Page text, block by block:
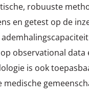
robuuste
en getest op de
observational
is ook